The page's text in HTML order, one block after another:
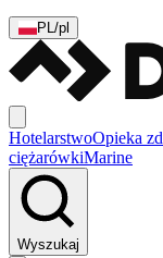
PL/pl
HotelarstwoOpieka
ciężarówkiMarine
Wyszukaj